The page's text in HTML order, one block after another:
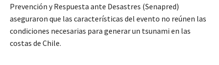
Prevención y Respuesta ante Desastres (Senapred)
aseguraron que las características del evento no reúnen las
condiciones necesarias para generar un tsunami en las
costas de Chile.